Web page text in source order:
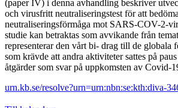
(paper IV) i denna avhandling beskriver
och virusfritt neutraliseringstest för att
neutraliseringsförmåga mot SARS-COV-2-
studie kan betraktas som avvikande från
representerar den vårt bi- drag till de globala
som krävde att andra aktiviteter sattes på
åtgärder som svar på uppkomsten av Covid-
urn.kb.se/resolve?urn=urn:nbn:se:kth:diva-